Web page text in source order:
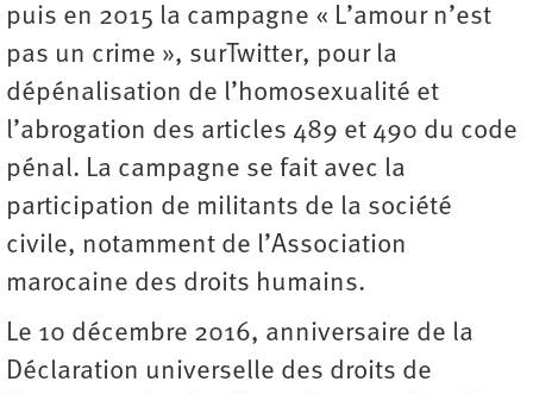
puis en 2015 la campagne « L’amour n’est
pas un crime », surTwitter, pour la
dépénalisation de l’homosexualité et
l’abrogation des articles 489 et 490 du code
pénal. La campagne se fait avec la
participation de militants de la société
civile, notamment de l’Association
marocaine des droits humains.
Le 10 décembre 2016, anniversaire de la
Déclaration universelle des droits de